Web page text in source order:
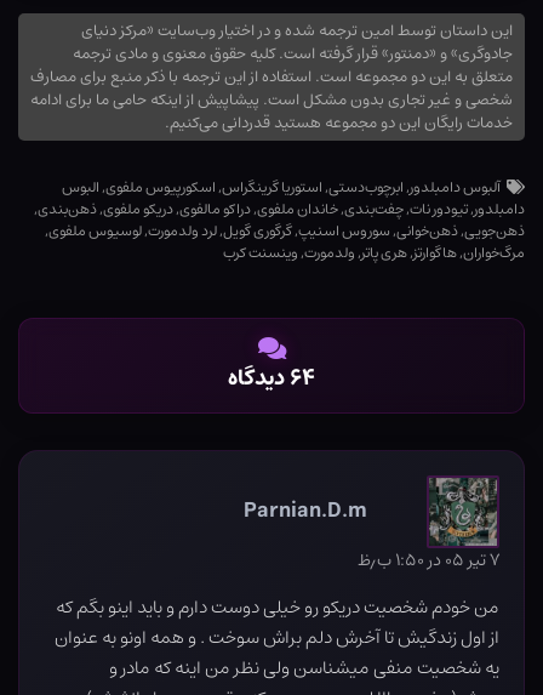
این داستان توسط امین ترجمه شده و در اختیار وب‌سایت «مرکز دنیای
جادوگری» و «دمنتور» قرار گرفته است. کلیه حقوق معنوی و مادی ترجمه
متعلق به این دو مجموعه است. استفاده از این ترجمه با ذکر منبع برای مصارف
شخصی و غیر تجاری بدون مشکل است. پیشاپیش از اینکه حامی ما برای ادامه
خدمات رایگان این دو مجموعه هستید قدردانی می‌کنیم.
آلبوس دامبلدور,ابرچوب‌دستی,استوریا گرینگراس,اسکورپیوس ملفوی,البوس
دامبلدور,تیودور نات,چفت‌بندی,خاندان ملفوی,دراکو مالفوی,دریکو ملفوی,ذهن‌بندی,
ذهن‌جویی,ذهن‌خوانی,سوروس اسنیپ,گرگوری گویل,لرد ولدمورت,لوسیوس ملفوی,
مرگ‌خواران,هاگوارتز,هری پاتر,ولدمورت,وینسنت کرب
۶۴ دیدگاه
Parnian.D.m
من خودم شخصیت دریکو رو خیلی دوست دارم و باید اینو بگم که
از اول زندگیش تا آخرش دلم براش سوخت . و همه اونو به عنوان
یه شخصیت منفی میشناسن ولی نظر من اینه که مادر و